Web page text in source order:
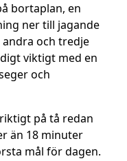
bortaplan, en
ner till jagande
andra och tredje
viktigt med en
och
på tå redan
än 18 minuter
mål för dagen.